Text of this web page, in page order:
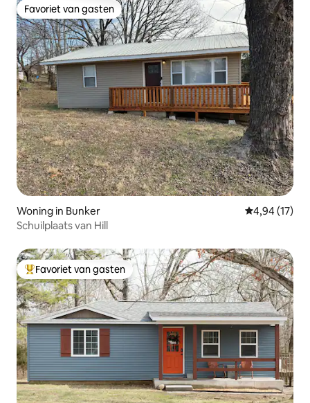
Favoriet van gasten
Favoriet van gasten
Woning in Bunker Gemiddelde
4,94 (17)
Schuilplaats van Hill
Topfavoriet van gasten
Favoriet van gasten